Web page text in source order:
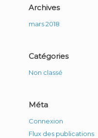
Archives
mars 2018
Catégories
Non classé
Méta
Connexion
Flux des publications